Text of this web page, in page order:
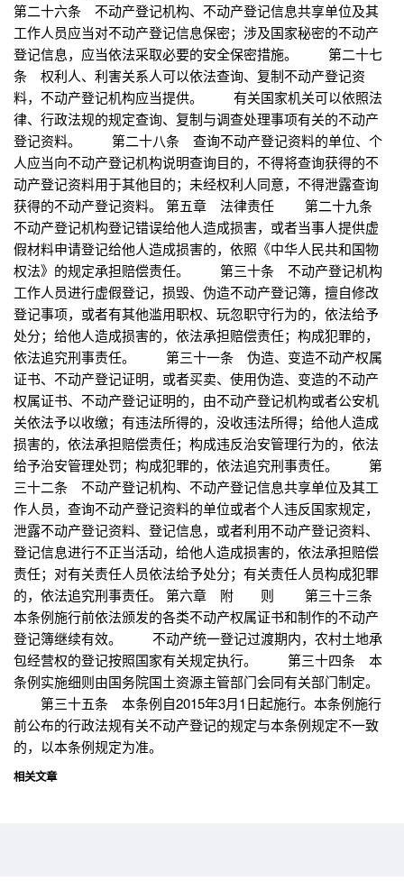
第二十六条 不动产登记机构、不动产登记信息共享单位及其
工作人员应当对不动产登记信息保密；涉及国家秘密的不动产
登记信息，应当依法采取必要的安全保密措施。 第二十七
条 权利人、利害关系人可以依法查询、复制不动产登记资
料，不动产登记机构应当提供。 有关国家机关可以依照法
律、行政法规的规定查询、复制与调查处理事项有关的不动产
登记资料。 第二十八条 查询不动产登记资料的单位、个
人应当向不动产登记机构说明查询目的，不得将查询获得的不
动产登记资料用于其他目的；未经权利人同意，不得泄露查询
获得的不动产登记资料。 第五章 法律责任 第二十九条
不动产登记机构登记错误给他人造成损害，或者当事人提供虚
假材料申请登记给他人造成损害的，依照《中华人民共和国物
权法》的规定承担赔偿责任。 第三十条 不动产登记机构
工作人员进行虚假登记，损毁、伪造不动产登记簿，擅自修改
登记事项，或者有其他滥用职权、玩忽职守行为的，依法给予
处分；给他人造成损害的，依法承担赔偿责任；构成犯罪的，
依法追究刑事责任。 第三十一条 伪造、变造不动产权属
证书、不动产登记证明，或者买卖、使用伪造、变造的不动产
权属证书、不动产登记证明的，由不动产登记机构或者公安机
关依法予以收缴；有违法所得的，没收违法所得；给他人造成
损害的，依法承担赔偿责任；构成违反治安管理行为的，依法
给予治安管理处罚；构成犯罪的，依法追究刑事责任。 第
三十二条 不动产登记机构、不动产登记信息共享单位及其工
作人员，查询不动产登记资料的单位或者个人违反国家规定，
泄露不动产登记资料、登记信息，或者利用不动产登记资料、
登记信息进行不正当活动，给他人造成损害的，依法承担赔偿
责任；对有关责任人员依法给予处分；有关责任人员构成犯罪
的，依法追究刑事责任。 第六章 附 则 第三十三条
本条例施行前依法颁发的各类不动产权属证书和制作的不动产
登记簿继续有效。 不动产统一登记过渡期内，农村土地承
包经营权的登记按照国家有关规定执行。 第三十四条 本
条例实施细则由国务院国土资源主管部门会同有关部门制定。
第三十五条 本条例自2015年3月1日起施行。本条例施行
前公布的行政法规有关不动产登记的规定与本条例规定不一致
的，以本条例规定为准。
相关文章